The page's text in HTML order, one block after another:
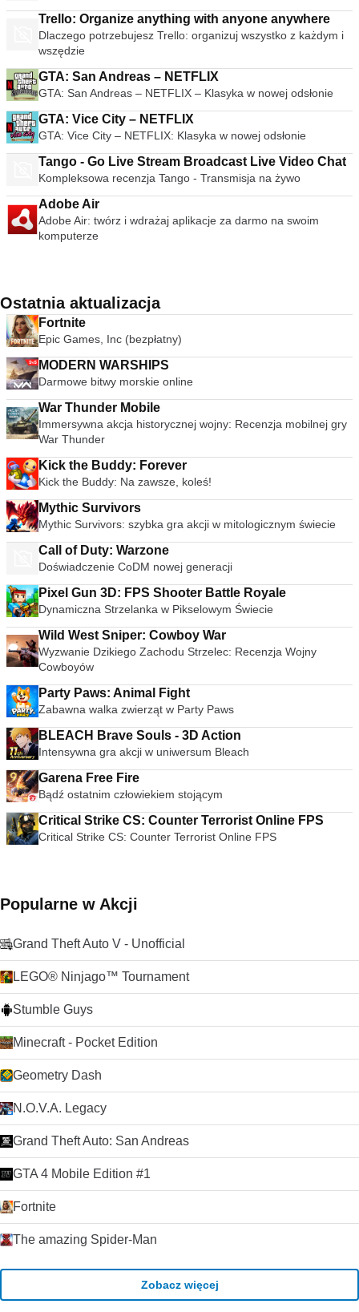
Trello: Organize anything with anyone anywhere
Dlaczego potrzebujesz Trello: organizuj wszystko z każdym i
wszędzie
GTA: San Andreas – NETFLIX
GTA: San Andreas – NETFLIX – Klasyka w nowej odsłonie
GTA: Vice City – NETFLIX
GTA: Vice City – NETFLIX: Klasyka w nowej odsłonie
Tango - Go Live Stream Broadcast Live Video Chat
Kompleksowa recenzja Tango - Transmisja na żywo
Adobe Air
Adobe Air: twórz i wdrażaj aplikacje za darmo na swoim
komputerze
Ostatnia aktualizacja
Fortnite
Epic Games, Inc (bezpłatny)
MODERN WARSHIPS
Darmowe bitwy morskie online
War Thunder Mobile
Immersywna akcja historycznej wojny: Recenzja mobilnej gry
War Thunder
Kick the Buddy: Forever
Kick the Buddy: Na zawsze, koleś!
Mythic Survivors
Mythic Survivors: szybka gra akcji w mitologicznym świecie
Call of Duty: Warzone
Doświadczenie CoDM nowej generacji
Pixel Gun 3D: FPS Shooter Battle Royale
Dynamiczna Strzelanka w Pikselowym Świecie
Wild West Sniper: Cowboy War
Wyzwanie Dzikiego Zachodu Strzelec: Recenzja Wojny
Cowboyów
Party Paws: Animal Fight
Zabawna walka zwierząt w Party Paws
BLEACH Brave Souls - 3D Action
Intensywna gra akcji w uniwersum Bleach
Garena Free Fire
Bądź ostatnim człowiekiem stojącym
Critical Strike CS: Counter Terrorist Online FPS
Critical Strike CS: Counter Terrorist Online FPS
Popularne w Akcji
Grand Theft Auto V - Unofficial
LEGO® Ninjago™ Tournament
Stumble Guys
Minecraft - Pocket Edition
Geometry Dash
N.O.V.A. Legacy
Grand Theft Auto: San Andreas
GTA 4 Mobile Edition #1
Fortnite
The amazing Spider-Man
Zobacz więcej